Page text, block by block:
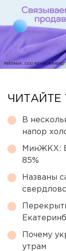
ЧИТАЙТЕ
В
напор
МинЖКХ:
85%
Названы
Почему
утрам